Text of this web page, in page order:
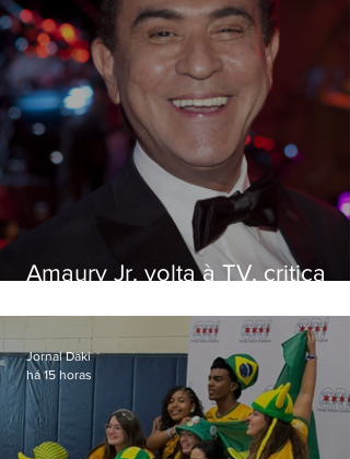
Amaury Jr. volta à TV, critica
viraram colunistas de si
Jornal Daki
há 15 horas